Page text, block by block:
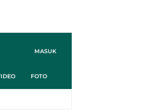
MASUK
FOTO